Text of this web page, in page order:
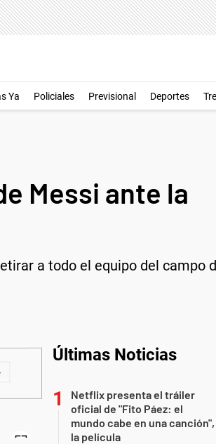
Ya Policiales Previsional Deportes
Messi ante la
a todo el equipo del campo
Últimas Noticias
Netflix presenta el tráiler
oficial de "Fito Páez: el
mundo cabe en una canción",
la película